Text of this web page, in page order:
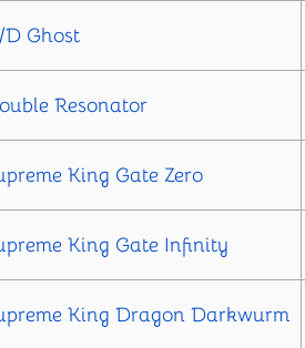
Ghost
Resonator
King Gate Zero
King Gate Infinity
King Dragon Darkwurm